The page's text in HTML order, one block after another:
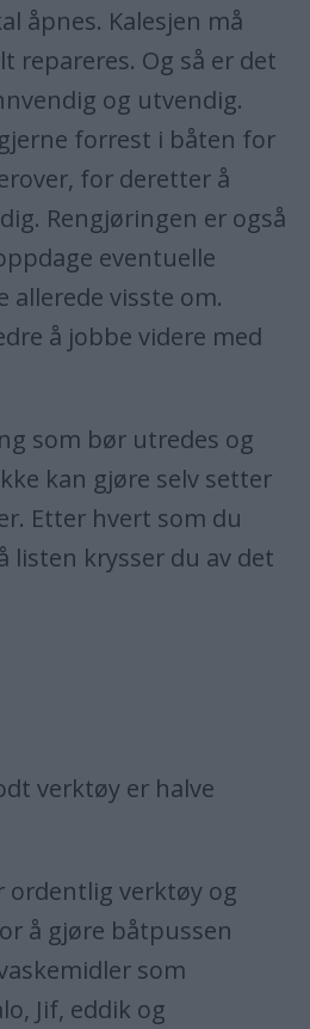
åpnes. Kalesjen må
repareres. Og så er det
og utvendig.
forrest i båten for
for deretter å
Rengjøringen er også
eventuelle
allerede visste om.
å jobbe videre med
som bør utredes og
kan gjøre selv setter
Etter hvert som du
listen krysser du av det
verktøy er halve
ordentlig verktøy og
å gjøre båtpussen
som
Jif, eddik og